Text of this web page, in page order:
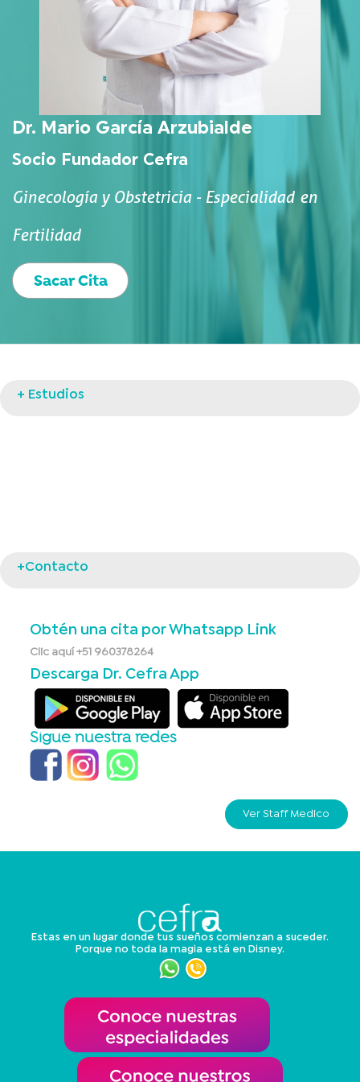
Dr. Mario García Arzubialde
Socio Fundador Cefra
Ginecología y Obstetricia - Especialidad en
Fertilidad
Sacar Cita
+ Estudios
+Contacto
Obtén una cita por Whatsapp Link
Clic aquí +51 960378264
Descarga Dr. Cefra App
Sigue nuestra redes
Ver Staff Medico
Estas en un lugar donde tus sueños comienzan a suceder.
Porque no toda la magia está en Disney.